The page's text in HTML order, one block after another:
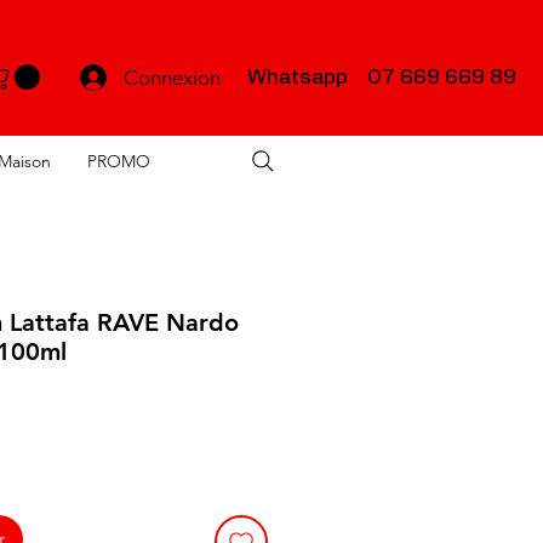
Connexion Whatsapp 07 669 669 89
Maison PROMO
Lattafa RAVE Nardo